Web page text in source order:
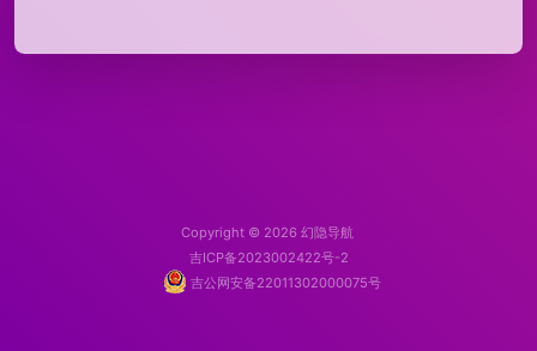
Copyright © 2026 幻隐导航
吉ICP备2023002422号-2
吉公网安备22011302000075号